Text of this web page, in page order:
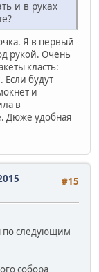
и в руках
Я в первый
рукой. Очень
класть:
Если будут
и
в
Дюже удобная
#15
по следующим
собора